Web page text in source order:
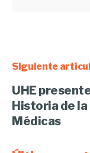
Siguiente
UHE
Historia de la
Médicas